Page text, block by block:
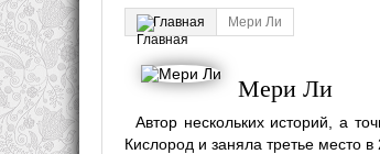
Главная Мери Ли
Мери Ли
Автор нескольких историй, а
Кислород и заняла третье место